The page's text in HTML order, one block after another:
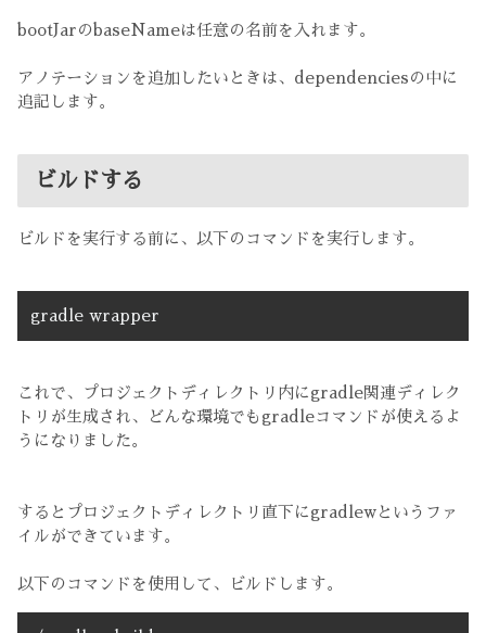
bootJarのbaseNameは任意の名前を入れます。
アノテーションを追加したいときは、dependenciesの中に
追記します。
ビルドする
ビルドを実行する前に、以下のコマンドを実行します。
gradle wrapper
これで、プロジェクトディレクトリ内にgradle関連ディレク
トリが生成され、どんな環境でもgradleコマンドが使えるよ
うになりました。
するとプロジェクトディレクトリ直下にgradlewというファ
イルができています。
以下のコマンドを使用して、ビルドします。